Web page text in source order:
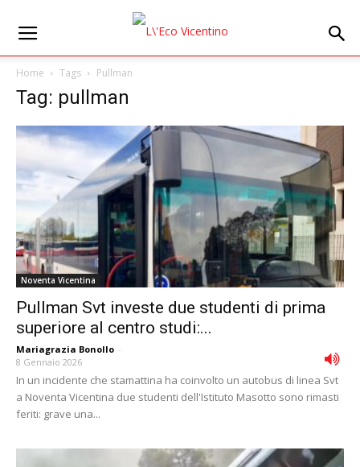
Home Tags Pullman
Tag: pullman
Noventa Vicentina
Pullman Svt investe due studenti di prima
superiore al centro studi:...
Mariagrazia Bonollo -
8 Gennaio 2026
In un incidente che stamattina ha coinvolto un autobus di linea Svt
a Noventa Vicentina due studenti dell'Istituto Masotto sono rimasti
feriti: grave una...